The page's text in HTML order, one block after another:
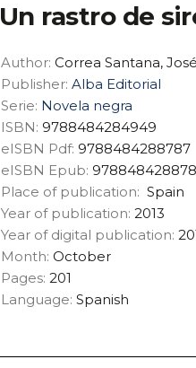
Un rastro de
Author: Correa Santana,
Publisher: Alba Editorial
Serie: Novela negra
ISBN: 9788484284949
eISBN Pdf: 9788484288787
eISBN Epub:
Place of publication: Spain
Year of publication: 2013
Year of digital publication:
Month: October
Pages: 201
Language: Spanish